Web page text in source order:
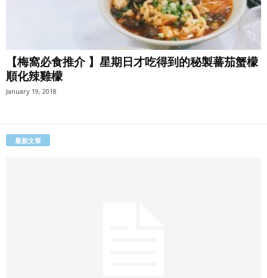
【梅窩必食推介 】星期日才吃得到的秘製蕃茄蟹檬
順化辣雞檬
January 19, 2018
最新文章